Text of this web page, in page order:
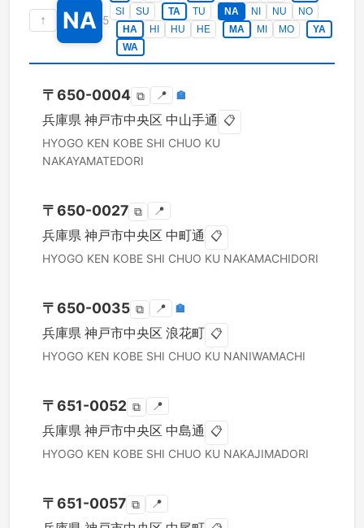
↑ NA 5
SI
SU TA TU NA NI NU
NO
HA
HI HU HE MA MI MO
YA
WA
〒650-0004 ⧉ 📍 🏣
兵庫県 神戸市中央区 中山手通 📋
HYOGO KEN KOBE SHI CHUO KU
NAKAYAMATEDORI
〒650-0027 ⧉ 📍
兵庫県 神戸市中央区 中町通 📋
HYOGO KEN KOBE SHI CHUO KU NAKAMACHIDORI
〒650-0035 ⧉ 📍 🏣
兵庫県 神戸市中央区 浪花町 📋
HYOGO KEN KOBE SHI CHUO KU NANIWAMACHI
〒651-0052 ⧉ 📍
兵庫県 神戸市中央区 中島通 📋
HYOGO KEN KOBE SHI CHUO KU NAKAJIMADORI
〒651-0057 ⧉ 📍